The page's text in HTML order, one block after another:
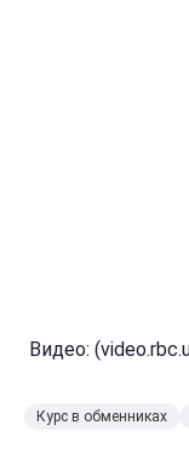
Видео:
Курс в обменниках